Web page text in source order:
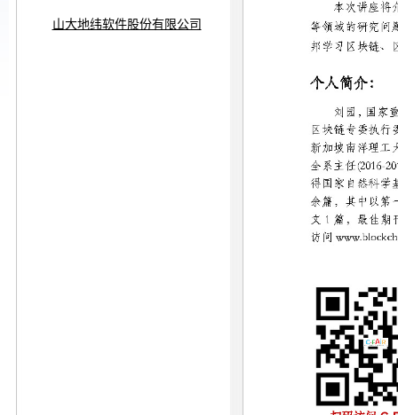
山大地纬软件股份有限公司